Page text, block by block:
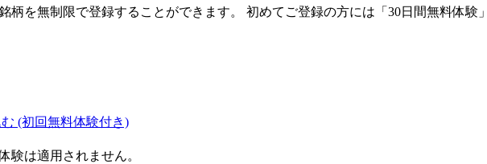
を無制限で登録することができます。 初めてご登録の方には「30日間無料体験
(初回無料体験付き)
験は適用されません。